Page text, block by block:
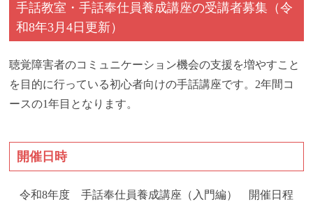
手話教室・手話奉仕員養成講座の受講者募集（令
和8年3月4日更新）
聴覚障害者のコミュニケーション機会の支援を増やすこと
を目的に行っている初心者向けの手話講座です。2年間コ
ースの1年目となります。
開催日時
令和8年度 手話奉仕員養成講座（入門編） 開催日程